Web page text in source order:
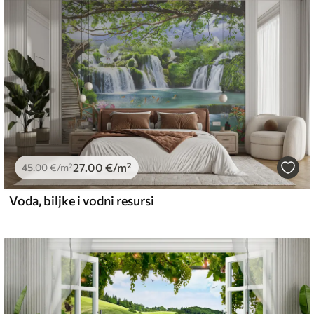
.6734 .00€/m²
and Stick
49.00€/m²
45.00€/m²27 .00 €/m²
Voda, biljke i vodni resursi